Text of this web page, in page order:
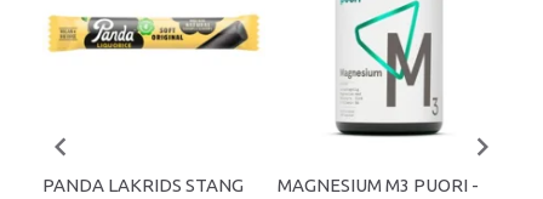
PANDA LAKRIDS STANG
MAGNESIUM M3 PUORI -